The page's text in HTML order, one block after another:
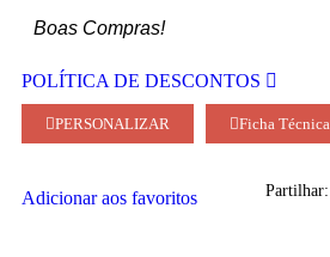
Boas Compras!
POLÍTICA DE DESCONTOS
PERSONALIZAR Ficha Técnica
Adicionar aos favoritos Partilhar: